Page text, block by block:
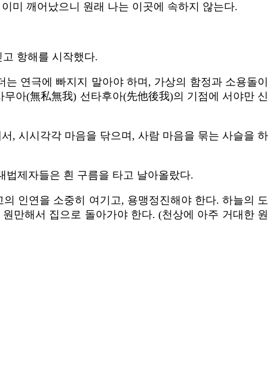
미 깨어났으니 원래 나는 이곳에 속하지 않는다.
항해를 시작했다.
연극에 빠지지 말아야 하며, 가상의 함정과 소용돌이
아(無私無我) 선타후아(先他後我)의 기점에 서야만 신
, 시시각각 마음을 닦으며, 사람 마음을 묶는 사슬을 하
제자들은 흰 구름을 타고 날아올랐다.
인연을 소중히 여기고, 용맹정진해야 한다. 하늘의 도
만해서 집으로 돌아가야 한다. (천상에 아주 거대한 원